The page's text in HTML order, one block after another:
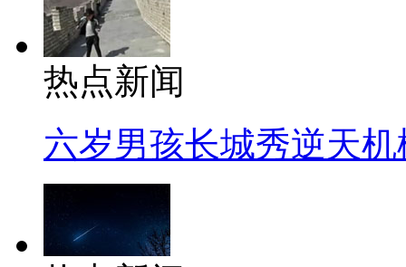
热点新闻
六岁男孩长城秀逆天机